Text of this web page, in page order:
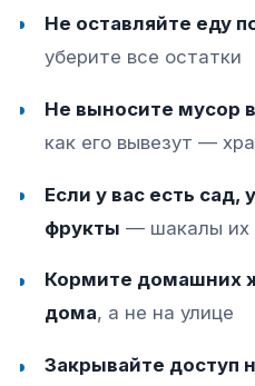
Не оставляйте еду
уберите все остатки
Не выносите мусор
как его вывезут —
Если у вас есть сад,
фрукты — шакалы их
Кормите домашних
дома, а не на улице
Закрывайте доступ